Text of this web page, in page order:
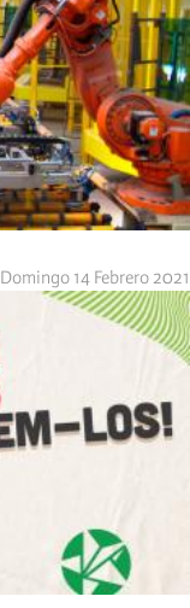
Domingo 14 Febrero 2021